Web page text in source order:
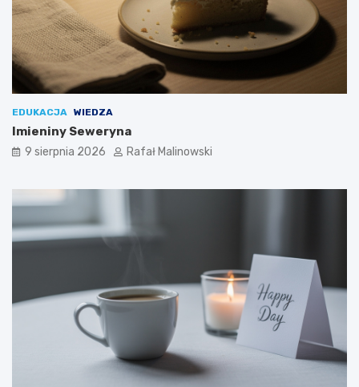
EDUKACJA WIEDZA
Imieniny Seweryna
9 sierpnia 2026 Rafał Malinowski